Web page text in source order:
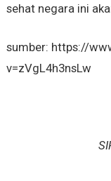
sehat negara ini
sumber: https://
v=zVgL4h3nsLw